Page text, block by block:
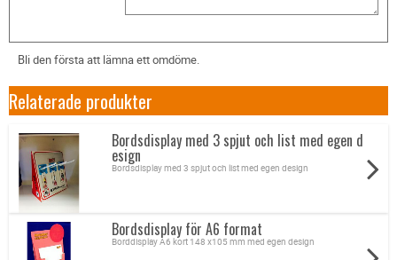
Bli den första att lämna ett omdöme.
Relaterade produkter
Bordsdisplay med 3 spjut och list med egen d
esign
Bordsdisplay med 3 spjut och list med egen design
Bordsdisplay för A6 format
Borddisplay A6 kort 148 x105 mm med egen design